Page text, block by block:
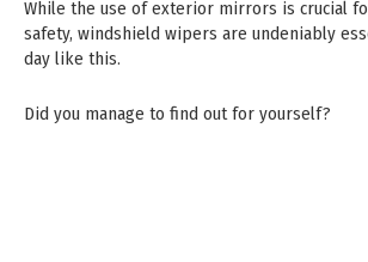
While the use of exterior mirrors is crucial
safety, windshield wipers are undeniably
day like this.
Did you manage to find out for yourself?